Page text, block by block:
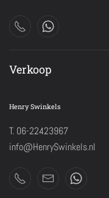
Verkoop
Henry Swinkels
T. 06-22423967
info@HenrySwinkels.nl